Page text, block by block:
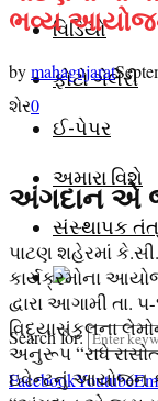
વિડિયો
ફોટો ગેલેરી
ઈ-પેપર
અમારા વિશે
સંસ્થાપક
Search for:
FacebookYoutube
ભવ્ય
bymahagujarat
શેર0
અંગદાન એ
પાટણ શહેરમાં
કાર્યક્રમોના
દ્વારા આગામી તા.
વિદ્યાસંકુલના
અનુરૂપ “રાધે
ઇવેન્ટનું આયોજન